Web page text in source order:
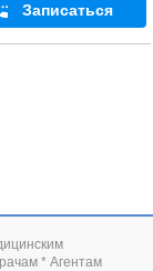
Записаться
* Агентам